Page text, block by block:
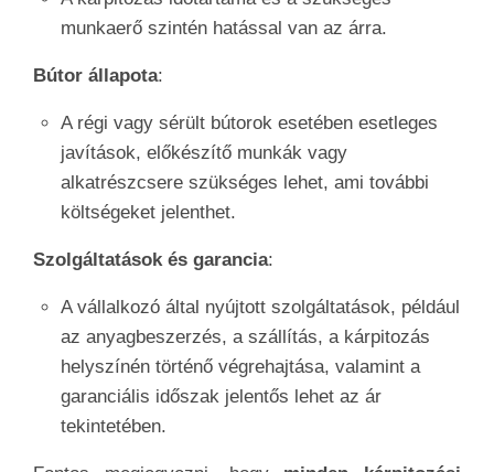
munkaerő szintén hatással van az árra.
Bútor állapota:
A régi vagy sérült bútorok esetében esetleges
javítások, előkészítő munkák vagy
alkatrészcsere szükséges lehet, ami további
költségeket jelenthet.
Szolgáltatások és garancia:
A vállalkozó által nyújtott szolgáltatások, például
az anyagbeszerzés, a szállítás, a kárpitozás
helyszínén történő végrehajtása, valamint a
garanciális időszak jelentős lehet az ár
tekintetében.